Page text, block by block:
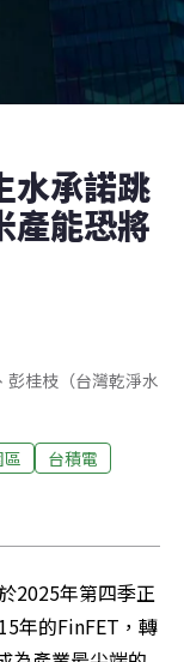
水承諾跳
產能恐將
彭桂枝（台灣乾淨水
台積電
2025年第四季正
年的FinFET，轉